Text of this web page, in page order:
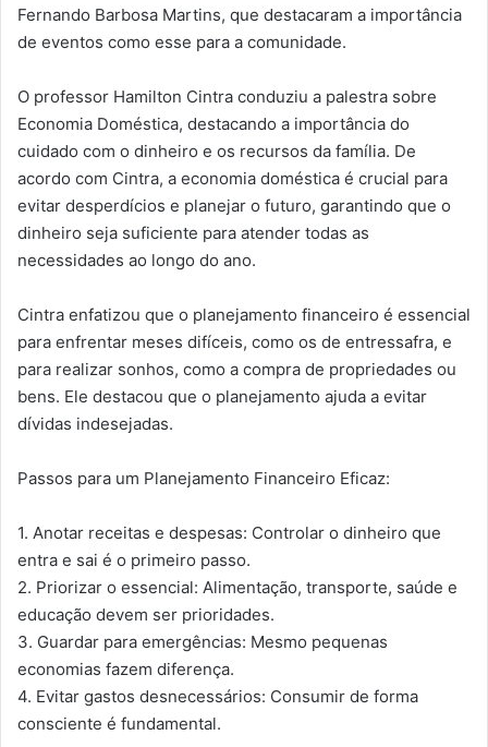
Fernando Barbosa Martins, que destacaram a importância
de eventos como esse para a comunidade.
O professor Hamilton Cintra conduziu a palestra sobre
Economia Doméstica, destacando a importância do
cuidado com o dinheiro e os recursos da família. De
acordo com Cintra, a economia doméstica é crucial para
evitar desperdícios e planejar o futuro, garantindo que o
dinheiro seja suficiente para atender todas as
necessidades ao longo do ano.
Cintra enfatizou que o planejamento financeiro é essencial
para enfrentar meses difíceis, como os de entressafra, e
para realizar sonhos, como a compra de propriedades ou
bens. Ele destacou que o planejamento ajuda a evitar
dívidas indesejadas.
Passos para um Planejamento Financeiro Eficaz:
1. Anotar receitas e despesas: Controlar o dinheiro que
entra e sai é o primeiro passo.
2. Priorizar o essencial: Alimentação, transporte, saúde e
educação devem ser prioridades.
3. Guardar para emergências: Mesmo pequenas
economias fazem diferença.
4. Evitar gastos desnecessários: Consumir de forma
consciente é fundamental.